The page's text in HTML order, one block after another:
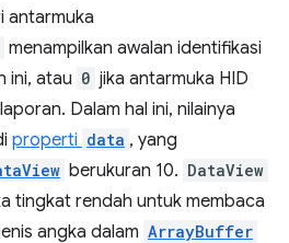
antarmuka
menampilkan awalan identifikasi
ini, atau 0 jika antarmuka HID
Dalam hal ini, nilainya
properti data , yang
berukuran 10. DataView
tingkat rendah untuk membaca
angka dalam ArrayBuffer